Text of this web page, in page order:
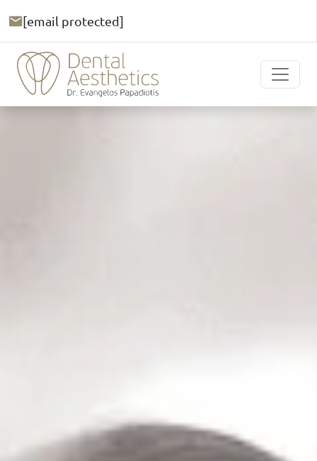
[email protected]